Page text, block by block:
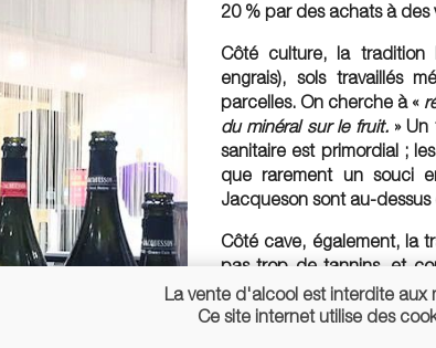
20 % par des achats à des
Côté culture, la tradition
engrais), sols travaillés
parcelles. On cherche à «
du minéral sur le fruit.» Un
sanitaire est primordial ;
que rarement un souci
Jacqueson sont au-dessus
Côté cave, également, la
pas trop de tannins, et
qualité ne satisfait pas.
jus. Aucune
La vente d'alcool est interdite aux
Ce site internet utilise des